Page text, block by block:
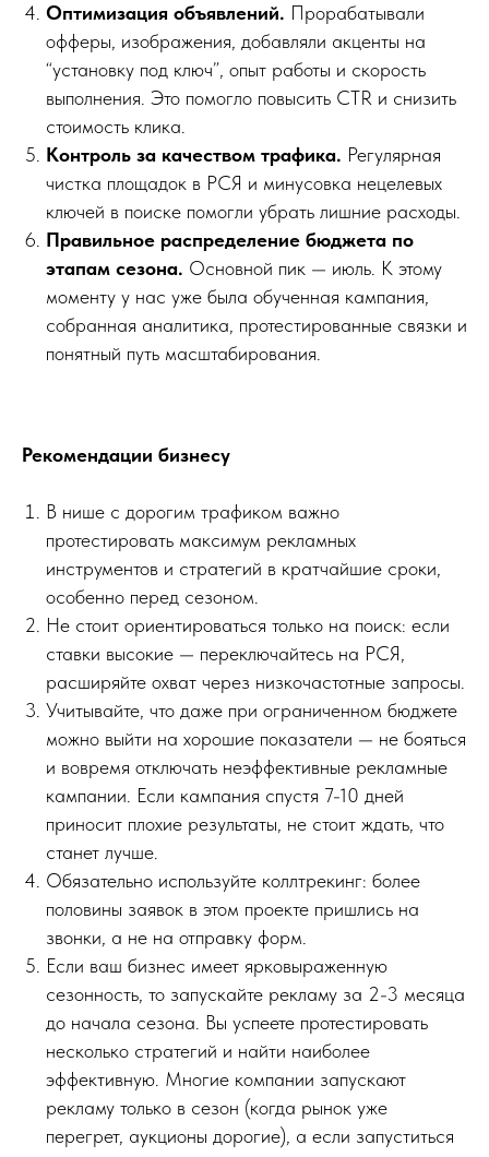
Оптимизация объявлений. Прорабатывали
офферы, изображения, добавляли акценты на
“установку под ключ”, опыт работы и скорость
выполнения. Это помогло повысить CTR и снизить
стоимость клика.
Контроль за качеством трафика. Регулярная
чистка площадок в РСЯ и минусовка нецелевых
ключей в поиске помогли убрать лишние расходы.
Правильное распределение бюджета по
этапам сезона. Основной пик — июль. К этому
моменту у нас уже была обученная кампания,
собранная аналитика, протестированные связки и
понятный путь масштабирования.
Рекомендации бизнесу
В нише с дорогим трафиком важно
протестировать максимум рекламных
инструментов и стратегий в кратчайшие сроки,
особенно перед сезоном.
Не стоит ориентироваться только на поиск: если
ставки высокие — переключайтесь на РСЯ,
расширяйте охват через низкочастотные запросы.
Учитывайте, что даже при ограниченном бюджете
можно выйти на хорошие показатели — не бояться
и вовремя отключать неэффективные рекламные
кампании. Если кампания спустя 7-10 дней
приносит плохие результаты, не стоит ждать, что
станет лучше.
Обязательно используйте коллтрекинг: более
половины заявок в этом проекте пришлись на
звонки, а не на отправку форм.
Если ваш бизнес имеет ярковыраженную
сезонность, то запускайте рекламу за 2-3 месяца
до начала сезона. Вы успеете протестировать
несколько стратегий и найти наиболее
эффективную. Многие компании запускают
рекламу только в сезон (когда рынок уже
перегрет, аукционы дорогие), а если запуститься